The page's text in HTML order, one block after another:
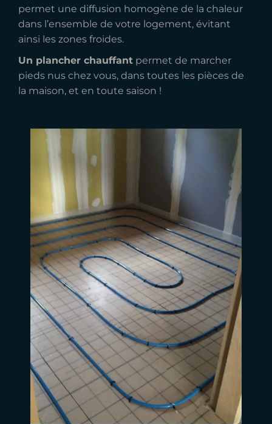
permet une diffusion homogène de la chaleur
dans l’ensemble de votre logement, évitant
ainsi les zones froides.
Un plancher chauffant permet de marcher
pieds nus chez vous, dans toutes les pièces de
la maison, et en toute saison !